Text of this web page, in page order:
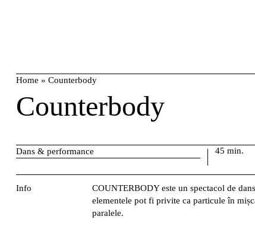
Home » Counterbody
Counterbody
Dans & performance 45 min.
Info
COUNTERBODY este un spectacol de
elementele pot fi privite ca particule în
paralele.